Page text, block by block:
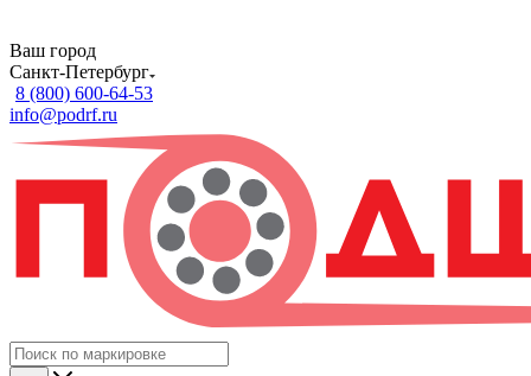
Ваш город
Санкт-Петербург
8 (800) 600-64-53
info@podrf.ru